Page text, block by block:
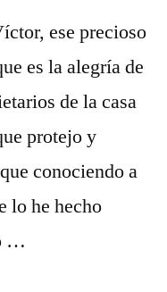
ese precioso
es la alegría de
de la casa
protejo y
conociendo a
lo he hecho
…